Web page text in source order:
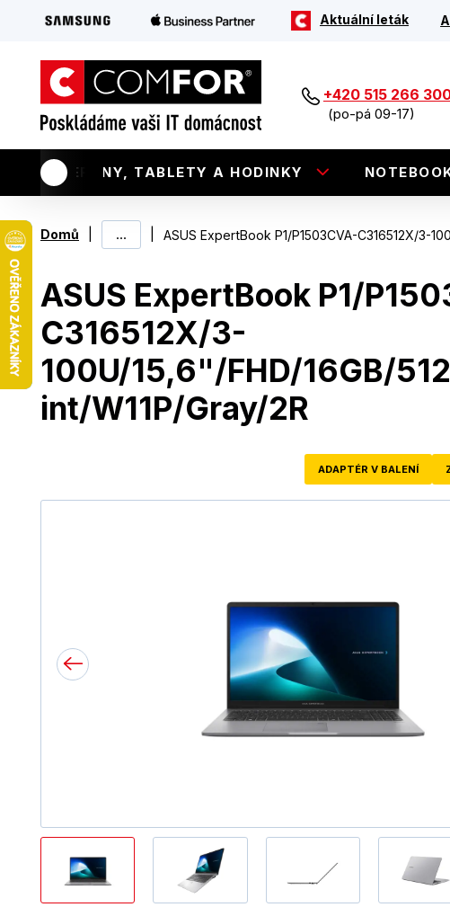
Aktuální leták
+420 515 266
(po-pá 09-17)
TELEFONY, TABLETY A HODINKY
Domů ... ASUS ExpertBook P1/P1503CVA-C316512X/3-
ASUS ExpertBook P1/
C316512X/3-
100U/15,6"/FHD/16GB/
int/W11P/Gray/2R
ADAPTÉR V BALENÍ